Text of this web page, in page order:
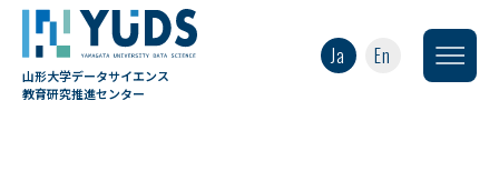
山形大学データサイエンス
教育研究推進センター
Ja En